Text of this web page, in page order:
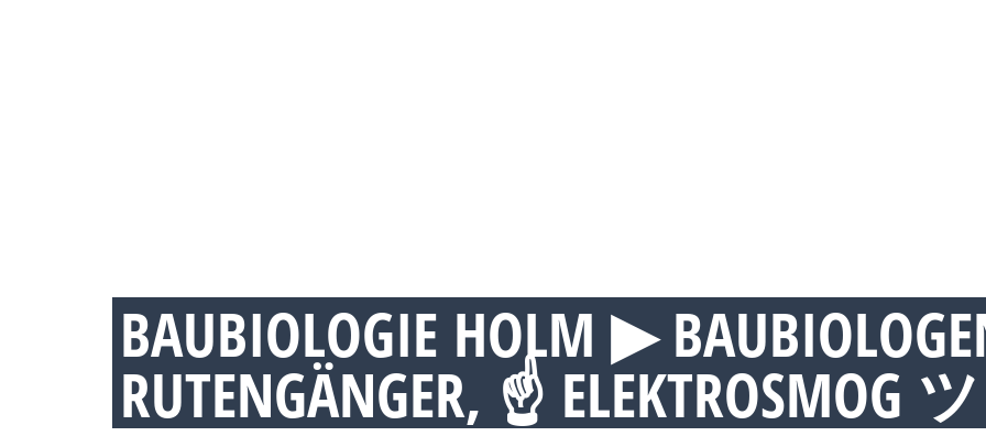
BAUBIOLOGIE HOLM ▶︎
RUTENGÄNGER, ☝ ELEKTROSMOG ツ